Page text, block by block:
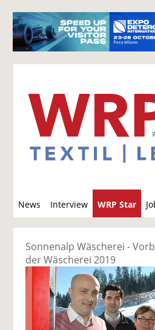
News Interview WRP Star
Sonnenalp Wäscherei -
der Wäscherei 2019